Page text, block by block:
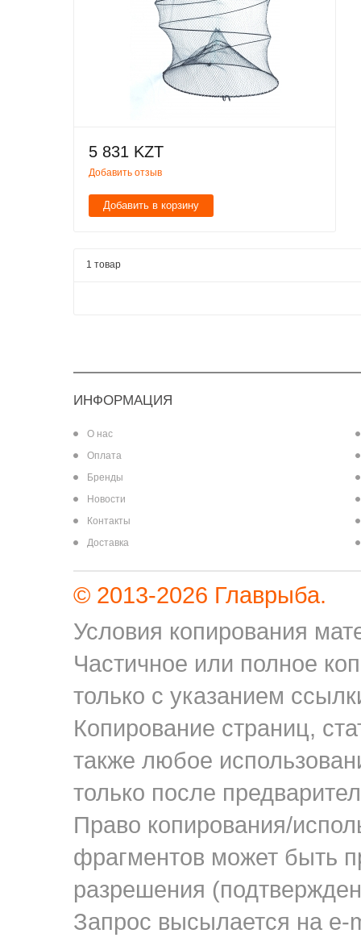
5 831 KZT
Добавить отзыв
Добавить в корзину
1 товар
ИНФОРМАЦИЯ
О нас
Оплата
Бренды
Новости
Контакты
Доставка
© 2013-2026 Главрыба.
Условия копирования
Частичное или полное
только с указанием
Копирование страниц,
также любое
только после
Право копирования/
фрагментов может быть
разрешения
Запрос высылается на e-